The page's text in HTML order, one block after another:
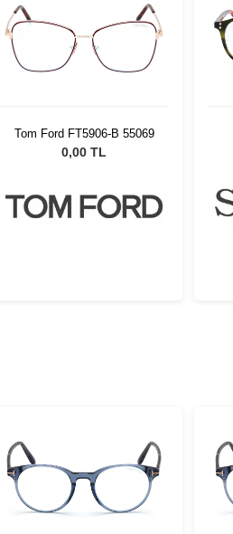
Tom Ford FT5906-B 55069
0,00 TL